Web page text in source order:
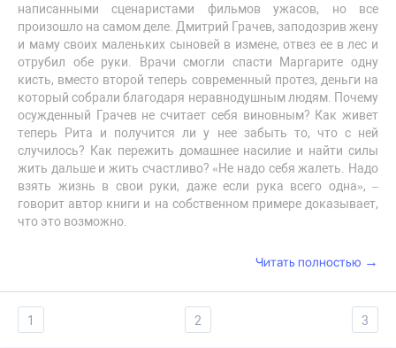
написанными сценаристами фильмов ужасов, но все
произошло на самом деле. Дмитрий Грачев, заподозрив жену
и маму своих маленьких сыновей в измене, отвез ее в лес и
отрубил обе руки. Врачи смогли спасти Маргарите одну
кисть, вместо второй теперь современный протез, деньги на
который собрали благодаря неравнодушным людям. Почему
осужденный Грачев не считает себя виновным? Как живет
теперь Рита и получится ли у нее забыть то, что с ней
случилось? Как пережить домашнее насилие и найти силы
жить дальше и жить счастливо? «Не надо себя жалеть. Надо
взять жизнь в свои руки, даже если рука всего одна», –
говорит автор книги и на собственном примере доказывает,
что это возможно.
Читать полностью →
1 2 3